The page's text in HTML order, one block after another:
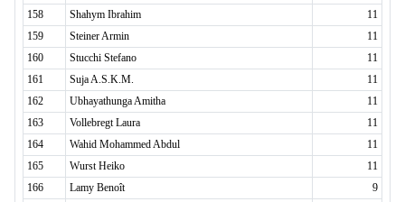
158
Shahym Ibrahim
11
159
Steiner Armin
11
160
Stucchi Stefano
11
161
Suja A.S.K.M.
11
162
Ubhayathunga Amitha
11
163
Vollebregt Laura
11
164
Wahid Mohammed Abdul
11
165
Wurst Heiko
11
166
Lamy Benoît
9